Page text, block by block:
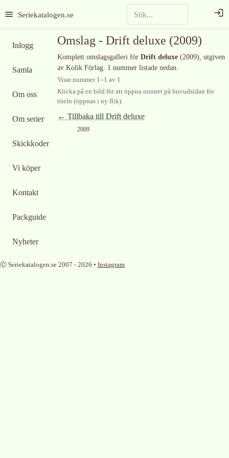
Seriekatalogen.se
Inlogg
Samla
Om oss
Om serier
Skickkoder
Vi köper
Kontakt
Packguide
Nyheter
Omslag - Drift deluxe (2009)
Komplett omslagsgalleri för Drift deluxe (2009), utgiven
av Kolik Förlag. 1 nummer listade nedan.
Visar nummer 1–1 av 1
Klicka på en bild för att öppna numret på huvudsidan för
titeln (öppnas i ny flik).
← Tillbaka till Drift deluxe
2009
Ⓒ Seriekatalogen.se 2007 - 2026 • Instagram